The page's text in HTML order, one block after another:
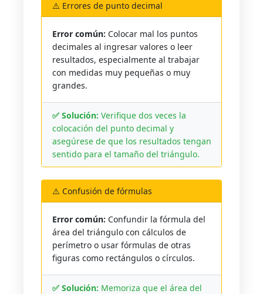
⚠️ Errores de punto decimal
Error común: Colocar mal los puntos
decimales al ingresar valores o leer
resultados, especialmente al trabajar
con medidas muy pequeñas o muy
grandes.
✅ Solución: Verifique dos veces la
colocación del punto decimal y
asegúrese de que los resultados tengan
sentido para el tamaño del triángulo.
⚠️ Confusión de fórmulas
Error común: Confundir la fórmula del
área del triángulo con cálculos de
perímetro o usar fórmulas de otras
figuras como rectángulos o círculos.
✅ Solución: Memoriza que el área del